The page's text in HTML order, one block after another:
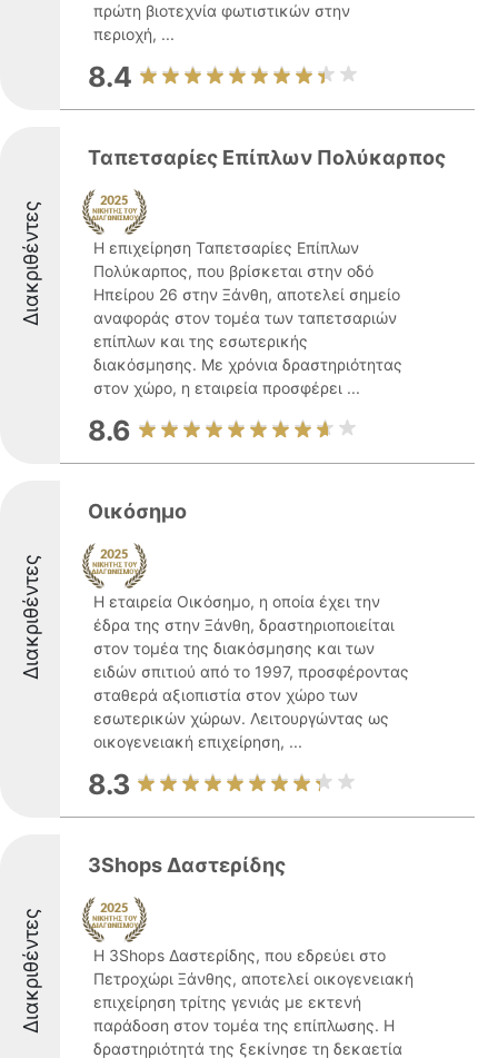
πρώτη βιοτεχνία φωτιστικών στην
περιοχή, ...
8.4
Διακριθέντες
Ταπετσαρίες Επίπλων Πολύκαρπος
Η επιχείρηση Ταπετσαρίες Επίπλων
Πολύκαρπος, που βρίσκεται στην οδό
Ηπείρου 26 στην Ξάνθη, αποτελεί σημείο
αναφοράς στον τομέα των ταπετσαριών
επίπλων και της εσωτερικής
διακόσμησης. Με χρόνια δραστηριότητας
στον χώρο, η εταιρεία προσφέρει ...
8.6
Διακριθέντες
Οικόσημο
Η εταιρεία Οικόσημο, η οποία έχει την
έδρα της στην Ξάνθη, δραστηριοποιείται
στον τομέα της διακόσμησης και των
ειδών σπιτιού από το 1997, προσφέροντας
σταθερά αξιοπιστία στον χώρο των
εσωτερικών χώρων. Λειτουργώντας ως
οικογενειακή επιχείρηση, ...
8.3
Διακριθέντες
3Shops Δαστερίδης
Η 3Shops Δαστερίδης, που εδρεύει στο
Πετροχώρι Ξάνθης, αποτελεί οικογενειακή
επιχείρηση τρίτης γενιάς με εκτενή
παράδοση στον τομέα της επίπλωσης. Η
δραστηριότητά της ξεκίνησε τη δεκαετία